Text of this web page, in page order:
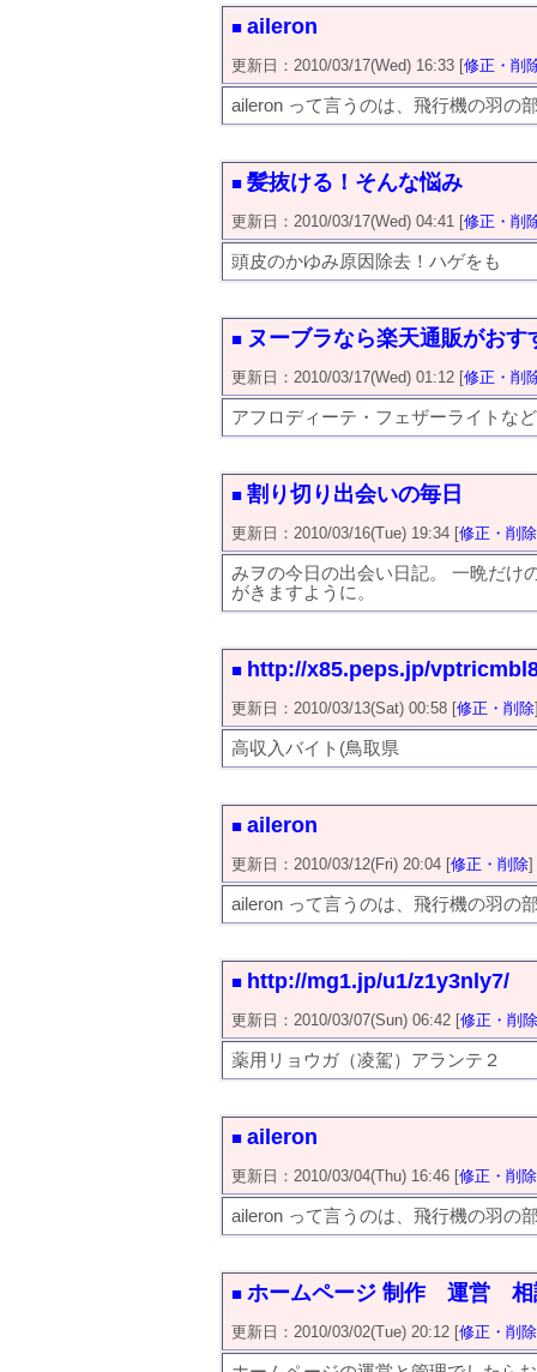
■ aileron
更新日：2010/03/17(Wed) 16:33 [修正・削
aileron って言うのは、飛行機の羽の
■ 髪抜ける！そんな悩み
更新日：2010/03/17(Wed) 04:41 [修正・削
頭皮のかゆみ原因除去！ハゲをも
■ ヌーブラなら楽天通販がおす
更新日：2010/03/17(Wed) 01:12 [修正・削
アフロディーテ・フェザーライトな
■ 割り切り出会いの毎日
更新日：2010/03/16(Tue) 19:34 [修正・削除
みヲの今日の出会い日記。 一晩だけ
がきますように。
■ http://x85.peps.jp/
更新日：2010/03/13(Sat) 00:58 [修正・削除
高収入バイト(鳥取県
■ aileron
更新日：2010/03/12(Fri) 20:04 [修正・削除]
aileron って言うのは、飛行機の羽の
■ http://mg1.jp/u1/z1y3nly7/
更新日：2010/03/07(Sun) 06:42 [修正・削除
薬用リョウガ（凌駕）アランテ２
■ aileron
更新日：2010/03/04(Thu) 16:46 [修正・削除
aileron って言うのは、飛行機の羽の
■ ホームページ 制作 運営 相
更新日：2010/03/02(Tue) 20:12 [修正・削除